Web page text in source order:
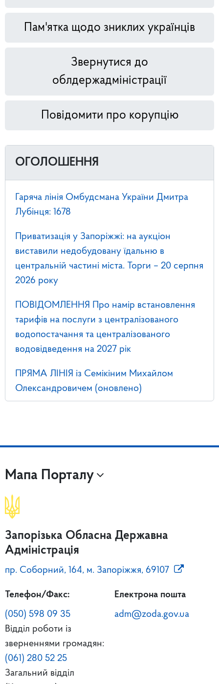
Пам'ятка щодо зниклих українців
Звернутися до
облдержадміністрації
Повідомити про корупцію
ОГОЛОШЕННЯ
Гаряча лінія Омбудсмана України Дмитра
Лубінця: 1678
Приватизація у Запоріжжі: на аукціон
виставили недобудовану їдальню в
центральній частині міста. Торги – 20 серпня
2026 року
ПОВІДОМЛЕННЯ Про намір встановлення
тарифів на послуги з централізованого
водопостачання та централізованого
водовідведення на 2027 рік
ПРЯМА ЛІНІЯ із Семікіним Михайлом
Олександровичем (оновлено)
Мапа Порталу
Запорізька Обласна Державна
Адміністрація
пр. Соборний, 164, м. Запоріжжя, 69107
Телефон/Факс:
(050) 598 09 35
Відділ роботи із
зверненнями громадян:
(061) 280 52 25
Загальний відділ
Електрона пошта
adm@zoda.gov.ua